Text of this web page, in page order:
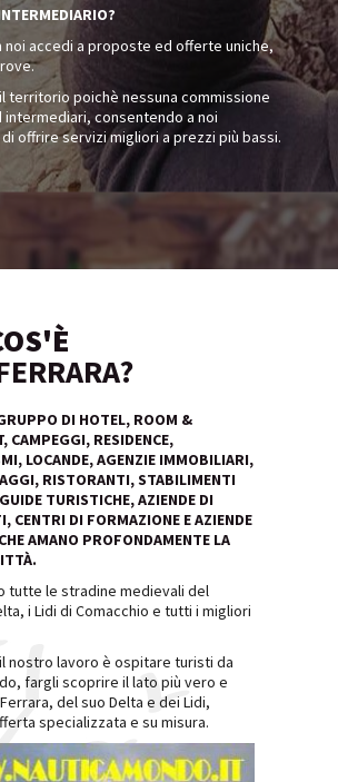
noi accedi a proposte ed offerte uniche,
territorio poichè nessuna commissione
intermediari, consentendo a noi
offrire servizi migliori a prezzi più bassi.
DI HOTEL, ROOM &
CAMPEGGI, RESIDENCE,
LOCANDE, AGENZIE IMMOBILIARI,
RISTORANTI, STABILIMENTI
TURISTICHE, AZIENDE DI
CENTRI DI FORMAZIONE E AZIENDE
AMANO PROFONDAMENTE LA
tutte le stradine medievali del
i Lidi di Comacchio e tutti i migliori
nostro lavoro è ospitare turisti da
fargli scoprire il lato più vero e
del suo Delta e dei Lidi,
specializzata e su misura.